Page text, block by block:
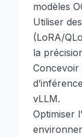
modèles
Utiliser
(LoRA/
la
Concevoir
vLLM.
Optimiser